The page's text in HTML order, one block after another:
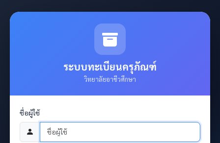
ระบบทะเบียนครุภัณฑ์
วิทยาลัยอาชีวศึกษา
ชื่อผู้ใช้